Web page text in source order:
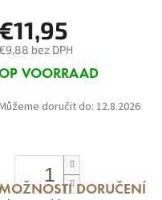
€11,95
€9,88 bez DPH
VOORRAAD
doručit do:12.8.2026
MOŽNOSTI DORUČENÍ